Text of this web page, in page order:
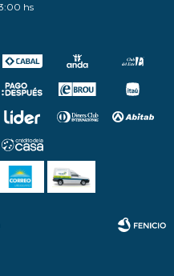
hs